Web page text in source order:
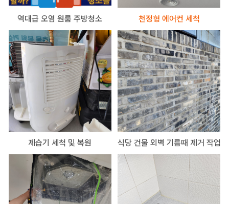
역대급 오염 원룸 주방청소 천정형 에어컨 세척
제습기 세척 및 복원 식당 건물 외벽 기름때 제거 작업